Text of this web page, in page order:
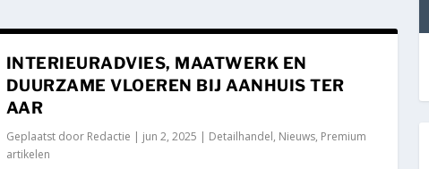
INTERIEURADVIES, MAATWERK EN
DUURZAME VLOEREN BIJ AANHUIS TER
AAR
Geplaatst door Redactie | jun 2, 2025 | Detailhandel, Nieuws, Premium
artikelen